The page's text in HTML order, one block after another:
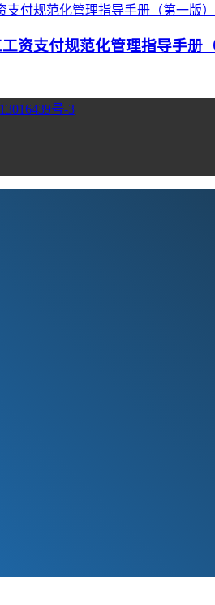
资支付规范化管理指导手册（
号-3